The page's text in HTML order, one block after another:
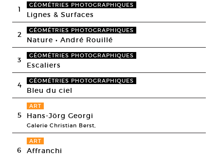
1 GÉOMÉTRIES PHOTOGRAPHIQUES
Lignes & Surfaces
2 GÉOMÉTRIES PHOTOGRAPHIQUES
Nature • André Rouillé
3 GÉOMÉTRIES PHOTOGRAPHIQUES
Escaliers
4 GÉOMÉTRIES PHOTOGRAPHIQUES
Bleu du ciel
5
ART
Hans-Jörg Georgi
Galerie Christian Berst,
6
ART
Affranchi